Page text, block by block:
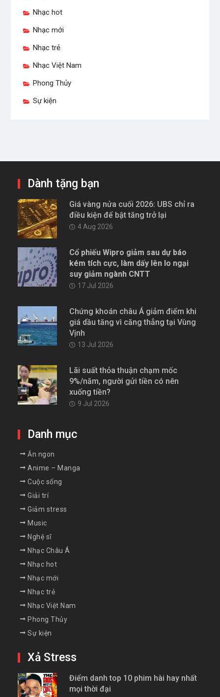
Nhạc hot
Nhạc mới
Nhạc trẻ
Nhạc Việt Nam
Phong Thủy
Sự kiện
Dành tặng bạn
Giá vàng nửa cuối 2026: UBS chỉ ra
điều kiện để bật tăng trở lại
4 Aug 2026
Cổ phiếu Wipro giảm sau dự báo
kém tích cực, làm dấy lên lo ngại
suy giảm ngành CNTT
17 Jul 2026
Chứng khoán châu Á giảm điểm khi
giá dầu tăng vì căng thẳng tại Vùng
Vịnh
13 Jul 2026
Lãi suất thỏa thuận chạm mốc
9%/năm, người gửi tiền có nên
xuống tiền?
9 Jul 2026
Danh mục
Ăn ngon
Anime – Manga
Cuộc sống
Giải trí
Giảm stress
Music
Nghệ sĩ
Nhạc Châu Á
Nhạc hot
Nhạc mới
Nhạc trẻ
Nhạc Việt Nam
Phong Thủy
Sự kiện
Xả Stress
Điểm danh top 10 phim hài hay nhất
mọi thời đại